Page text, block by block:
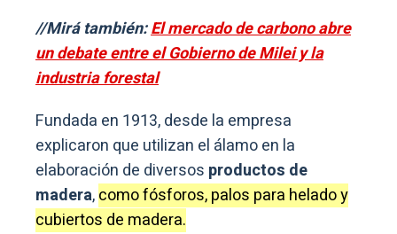
//Mirá también:El mercado de carbono abre
un debate entre el Gobierno de Milei y la
industria forestal
Fundada en 1913, desde la empresa
explicaron que utilizan el álamo en la
elaboración de diversos productos de
madera,como fósforos, palos para helado y
cubiertos de madera.